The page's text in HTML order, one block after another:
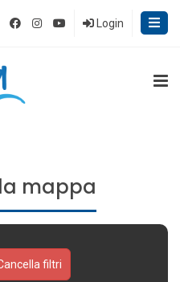
Login
mappa
filtri